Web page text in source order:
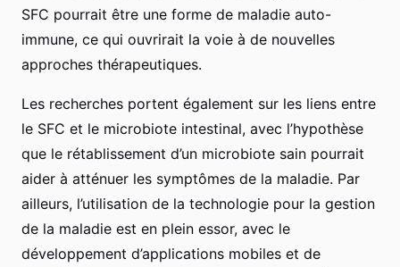
SFC pourrait être une forme de maladie auto-
immune, ce qui ouvrirait la voie à de nouvelles
approches thérapeutiques.
Les recherches portent également sur les liens entre
le SFC et le microbiote intestinal, avec l’hypothèse
que le rétablissement d’un microbiote sain pourrait
aider à atténuer les symptômes de la maladie. Par
ailleurs, l’utilisation de la technologie pour la gestion
de la maladie est en plein essor, avec le
développement d’applications mobiles et de